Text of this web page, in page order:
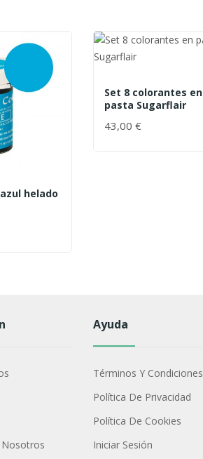
helado
Set 8 colorantes en
pasta Sugarflair
43,00 €
Ayuda
Términos Y Condiciones
Política De Privacidad
Política De Cookies
Iniciar Sesión